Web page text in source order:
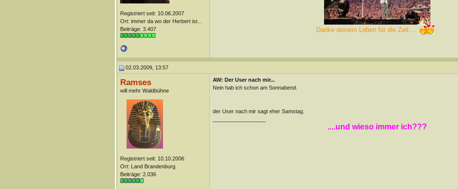
Registriert seit: 10.06.2007
Ort: immer da wo der Herbert ist...
Beiträge: 3.407
Danke deinem Leben für die Zeit....
02.03.2009, 13:57
Ramses
will mehr Waldbühne
Registriert seit: 10.10.2006
Ort: Land Brandenburg
Beiträge: 2.036
AW: Der User nach mir...
Nein hab ich schon am Sonnabend.
der User nach mir sagt eher Samstag.
....und wieso immer ich???